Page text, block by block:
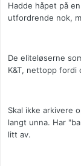
Hadde håpet på
utfordrende nok,
De eliteløserne
K&T, nettopp fordi
Skal ikke arkivere
langt unna. Har
litt av.